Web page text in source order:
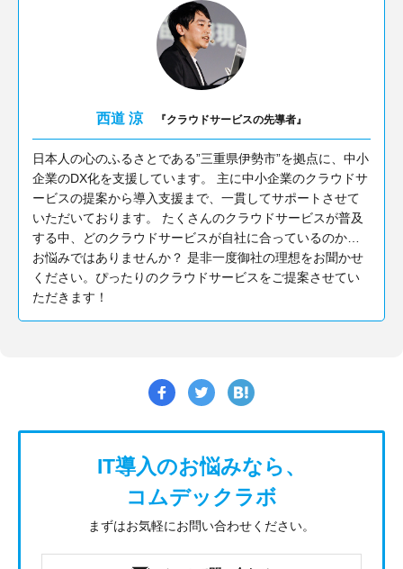
西道 涼 『クラウドサービスの先導者』
日本人の心のふるさとである”三重県伊勢市”を拠点に、中小
企業のDX化を支援しています。 主に中小企業のクラウドサ
ービスの提案から導入支援まで、一貫してサポートさせて
いただいております。 たくさんのクラウドサービスが普及
する中、どのクラウドサービスが自社に合っているのか…
お悩みではありませんか？ 是非一度御社の理想をお聞かせ
ください。ぴったりのクラウドサービスをご提案させてい
ただきます！
IT導入のお悩みなら、
コムデックラボ
まずはお気軽にお問い合わせください。